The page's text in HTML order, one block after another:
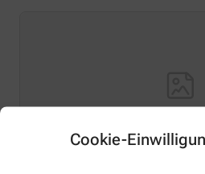
Cookie-